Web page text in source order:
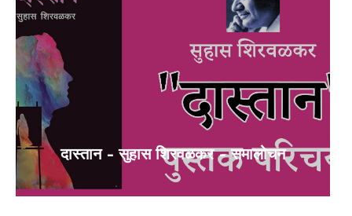
दास्तान – सुहास शिरवळकर – समालोचन